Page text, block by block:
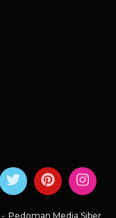
Pedoman Media Siber